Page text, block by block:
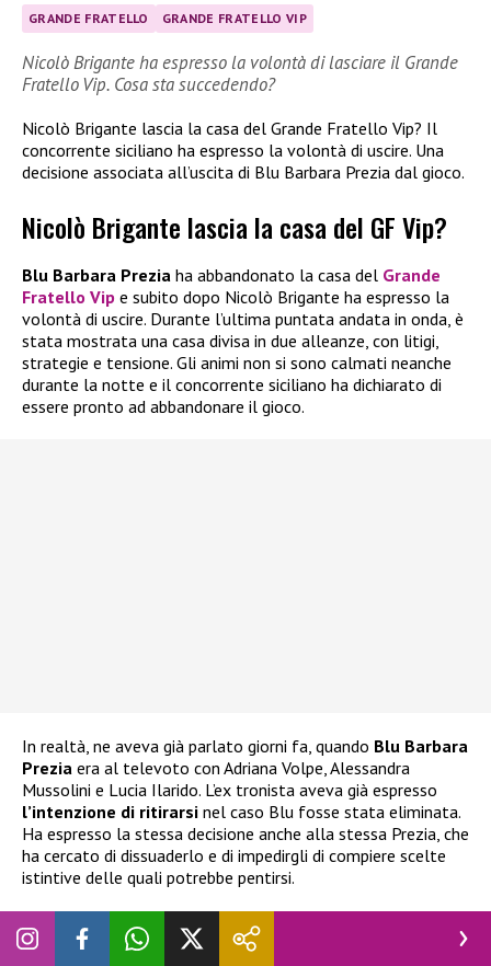
GRANDE FRATELLO GRANDE FRATELLO VIP
Nicolò Brigante ha espresso la volontà di lasciare il Grande
Fratello Vip. Cosa sta succedendo?
Nicolò Brigante lascia la casa del Grande Fratello Vip? Il
concorrente siciliano ha espresso la volontà di uscire. Una
decisione associata all’uscita di Blu Barbara Prezia dal gioco.
Nicolò Brigante lascia la casa del GF Vip?
Blu Barbara Prezia ha abbandonato la casa del Grande
Fratello Vip e subito dopo Nicolò Brigante ha espresso la
volontà di uscire. Durante l’ultima puntata andata in onda, è
stata mostrata una casa divisa in due alleanze, con litigi,
strategie e tensione. Gli animi non si sono calmati neanche
durante la notte e il concorrente siciliano ha dichiarato di
essere pronto ad abbandonare il gioco.
In realtà, ne aveva già parlato giorni fa, quando Blu Barbara
Prezia era al televoto con Adriana Volpe, Alessandra
Mussolini e Lucia Ilarido. L’ex tronista aveva già espresso
l’intenzione di ritirarsi nel caso Blu fosse stata eliminata.
Ha espresso la stessa decisione anche alla stessa Prezia, che
ha cercato di dissuaderlo e di impedirgli di compiere scelte
istintive delle quali potrebbe pentirsi.
Grande Fratello Vip, Nicolò Brigante vuole